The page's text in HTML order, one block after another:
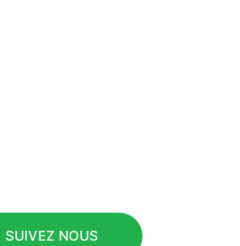
SUIVEZ NOUS